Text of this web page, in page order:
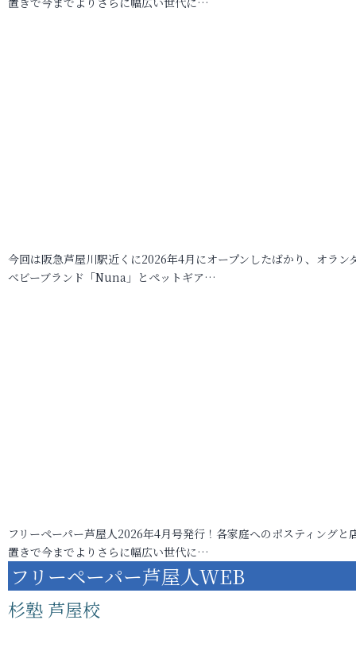
今回は阪急芦屋川駅近くに2026年4月にオープンしたばかり、オラン
ベビーブランド「Nuna」とペットギア…
フリーペーパー芦屋人2026年4月号発行！各家庭へのポスティングと
置きで今までよりさらに幅広い世代に…
フリーペーパー芦屋人WEB
杉塾 芦屋校